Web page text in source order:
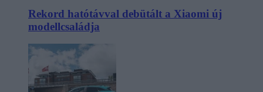
Rekord hatótávval debütált a Xiaomi új
modellcsaládja